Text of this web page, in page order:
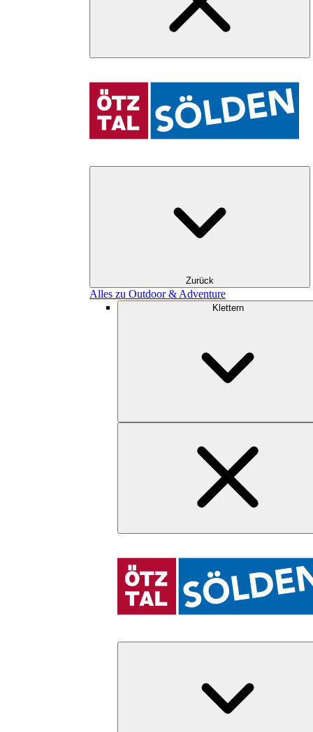
Zurück
Alles zu Outdoor & Adventure
Klettern